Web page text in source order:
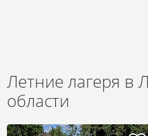
Летние лагеря в
области